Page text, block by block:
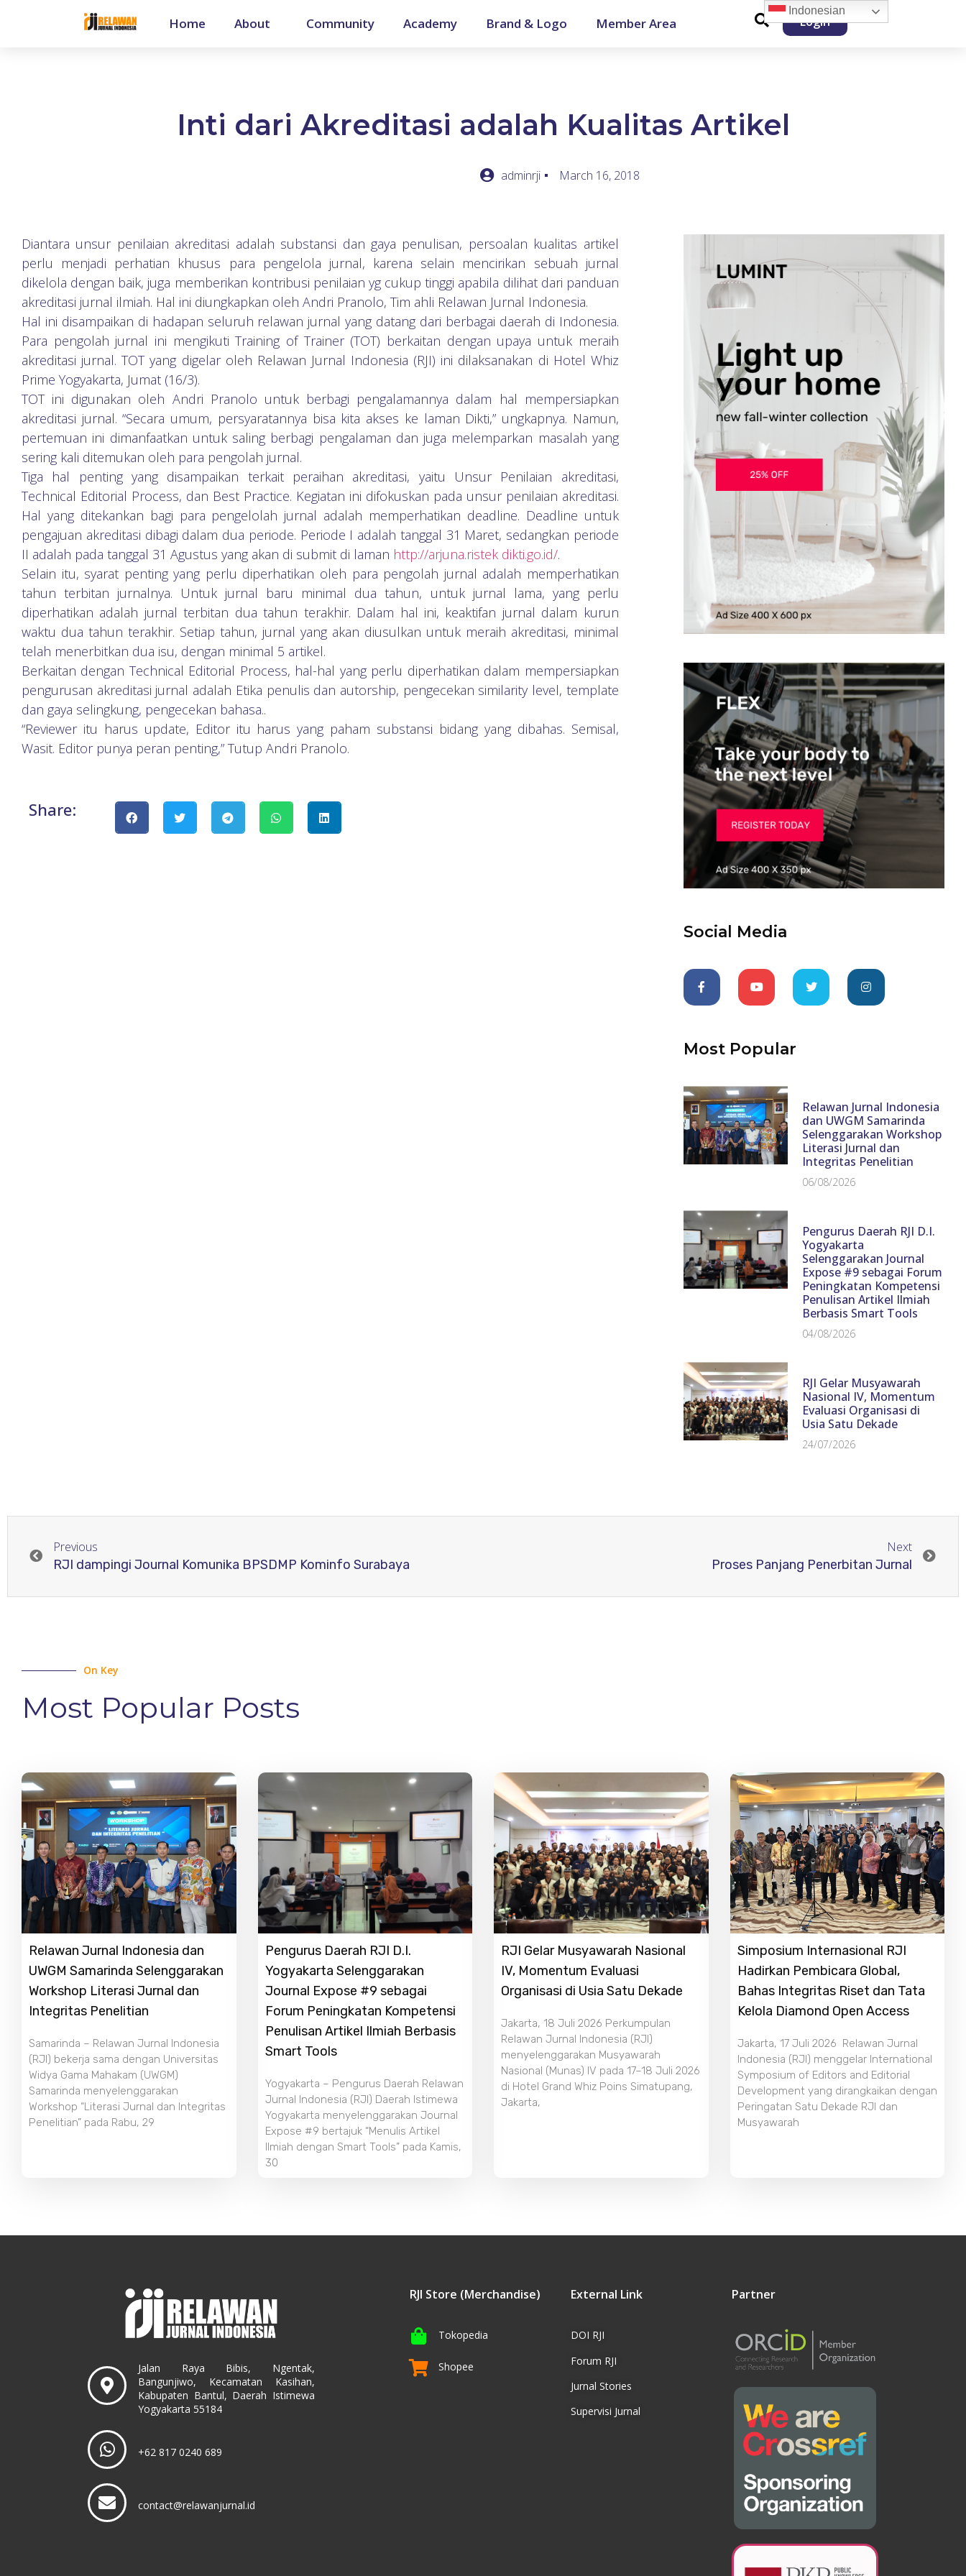
Home About Community Academy Brand & Logo Member Area Login
Inti dari Akreditasi adalah Kualitas Artikel
adminrji March 16, 2018
Diantara unsur penilaian akreditasi adalah substansi dan gaya penulisan, persoalan kualitas artikel
perlu menjadi perhatian khusus para pengelola jurnal, karena selain mencirikan sebuah jurnal
dikelola dengan baik, juga memberikan kontribusi penilaian yg cukup tinggi apabila dilihat dari panduan
akreditasi jurnal ilmiah. Hal ini diungkapkan oleh Andri Pranolo, Tim ahli Relawan Jurnal Indonesia.
Hal ini disampaikan di hadapan seluruh relawan jurnal yang datang dari berbagai daerah di Indonesia.
Para pengolah jurnal ini mengikuti Training of Trainer (TOT) berkaitan dengan upaya untuk meraih
akreditasi jurnal. TOT yang digelar oleh Relawan Jurnal Indonesia (RJI) ini dilaksanakan di Hotel Whiz
Prime Yogyakarta, Jumat (16/3).
TOT ini digunakan oleh Andri Pranolo untuk berbagi pengalamannya dalam hal mempersiapkan
akreditasi jurnal. “Secara umum, persyaratannya bisa kita akses ke laman Dikti,” ungkapnya. Namun,
pertemuan ini dimanfaatkan untuk saling berbagi pengalaman dan juga melemparkan masalah yang
sering kali ditemukan oleh para pengolah jurnal.
Tiga hal penting yang disampaikan terkait peraihan akreditasi, yaitu Unsur Penilaian akreditasi,
Technical Editorial Process, dan Best Practice. Kegiatan ini difokuskan pada unsur penilaian akreditasi.
Hal yang ditekankan bagi para pengelolah jurnal adalah memperhatikan deadline. Deadline untuk
pengajuan akreditasi dibagi dalam dua periode. Periode I adalah tanggal 31 Maret, sedangkan periode
II adalah pada tanggal 31 Agustus yang akan di submit di laman http://arjuna.ristek dikti.go.id/.
Selain itu, syarat penting yang perlu diperhatikan oleh para pengolah jurnal adalah memperhatikan
tahun terbitan jurnalnya. Untuk jurnal baru minimal dua tahun, untuk jurnal lama, yang perlu
diperhatikan adalah jurnal terbitan dua tahun terakhir. Dalam hal ini, keaktifan jurnal dalam kurun
waktu dua tahun terakhir. Setiap tahun, jurnal yang akan diusulkan untuk meraih akreditasi, minimal
telah menerbitkan dua isu, dengan minimal 5 artikel.
Berkaitan dengan Technical Editorial Process, hal-hal yang perlu diperhatikan dalam mempersiapkan
pengurusan akreditasi jurnal adalah Etika penulis dan autorship, pengecekan similarity level, template
dan gaya selingkung, pengecekan bahasa..
“Reviewer itu harus update, Editor itu harus yang paham substansi bidang yang dibahas. Semisal,
Wasit. Editor punya peran penting,” Tutup Andri Pranolo.
Share:
Social Media
Most Popular
Relawan Jurnal Indonesia
dan UWGM Samarinda
Selenggarakan Workshop
Literasi Jurnal dan
Integritas Penelitian
06/08/2026
Pengurus Daerah RJI D.I.
Yogyakarta
Selenggarakan Journal
Expose #9 sebagai Forum
Peningkatan Kompetensi
Penulisan Artikel Ilmiah
Berbasis Smart Tools
04/08/2026
RJI Gelar Musyawarah
Nasional IV, Momentum
Evaluasi Organisasi di
Usia Satu Dekade
24/07/2026
Previous
RJI dampingi Journal Komunika BPSDMP Kominfo Surabaya
Next
Proses Panjang Penerbitan Jurnal
On Key
Most Popular Posts
Relawan Jurnal Indonesia dan
UWGM Samarinda Selenggarakan
Workshop Literasi Jurnal dan
Integritas Penelitian
Samarinda – Relawan Jurnal Indonesia
(RJI) bekerja sama dengan Universitas
Widya Gama Mahakam (UWGM)
Samarinda menyelenggarakan
Workshop “Literasi Jurnal dan Integritas
Penelitian” pada Rabu, 29
Pengurus Daerah RJI D.I.
Yogyakarta Selenggarakan
Journal Expose #9 sebagai
Forum Peningkatan Kompetensi
Penulisan Artikel Ilmiah Berbasis
Smart Tools
Yogyakarta – Pengurus Daerah Relawan
Jurnal Indonesia (RJI) Daerah Istimewa
Yogyakarta menyelenggarakan Journal
Expose #9 bertajuk “Menulis Artikel
Ilmiah dengan Smart Tools” pada Kamis,
30
RJI Gelar Musyawarah Nasional
IV, Momentum Evaluasi
Organisasi di Usia Satu Dekade
Jakarta, 18 Juli 2026 Perkumpulan
Relawan Jurnal Indonesia (RJI)
menyelenggarakan Musyawarah
Nasional (Munas) IV pada 17–18 Juli 2026
di Hotel Grand Whiz Poins Simatupang,
Jakarta,
Simposium Internasional RJI
Hadirkan Pembicara Global,
Bahas Integritas Riset dan Tata
Kelola Diamond Open Access
Jakarta, 17 Juli 2026 Relawan Jurnal
Indonesia (RJI) menggelar International
Symposium of Editors and Editorial
Development yang dirangkaikan dengan
Peringatan Satu Dekade RJI dan
Musyawarah
Jalan Raya Bibis, Ngentak,
Bangunjiwo, Kecamatan Kasihan,
Kabupaten Bantul, Daerah Istimewa
Yogyakarta 55184
+62 817 0240 689
contact@relawanjurnal.id
RJI Store (Merchandise)
Tokopedia
Shopee
External Link
DOI RJI
Forum RJI
Jurnal Stories
Supervisi Jurnal
Partner
Indonesian